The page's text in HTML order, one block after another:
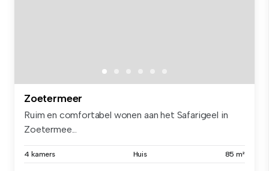
Zoetermeer
Ruim en comfortabel wonen aan het Safarigeel in
Zoetermee...
4 kamers Huis 85 m²